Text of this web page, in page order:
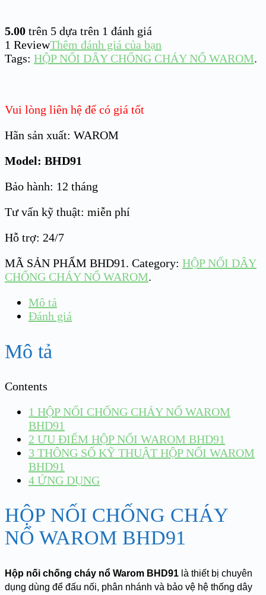
5.00 trên 5 dựa trên 1 đánh giá
1 ReviewThêm đánh giá của bạn
Tags: HỘP NỐI DÂY CHỐNG CHÁY NỔ WAROM.
Vui lòng liên hệ để có giá tốt
Hãn sản xuất: WAROM
Model: BHD91
Bảo hành: 12 tháng
Tư vấn kỹ thuật: miễn phí
Hỗ trợ: 24/7
MÃ SẢN PHẨM BHD91. Category: HỘP NỐI DÂY
CHỐNG CHÁY NỔ WAROM.
Mô tả
Đánh giá
Mô tả
Contents
1 HỘP NỐI CHỐNG CHÁY NỔ WAROM
BHD91
2 ƯU ĐIỂM HỘP NỐI WAROM BHD91
3 THÔNG SỐ KỸ THUẬT HỘP NỐI WAROM
BHD91
4 ỨNG DỤNG
HỘP NỐI CHỐNG CHÁY
NỔ WAROM BHD91
Hộp nối chống cháy nổ Warom BHD91 là thiết bị chuyên
dụng dùng để đấu nối, phân nhánh và bảo vệ hệ thống dây